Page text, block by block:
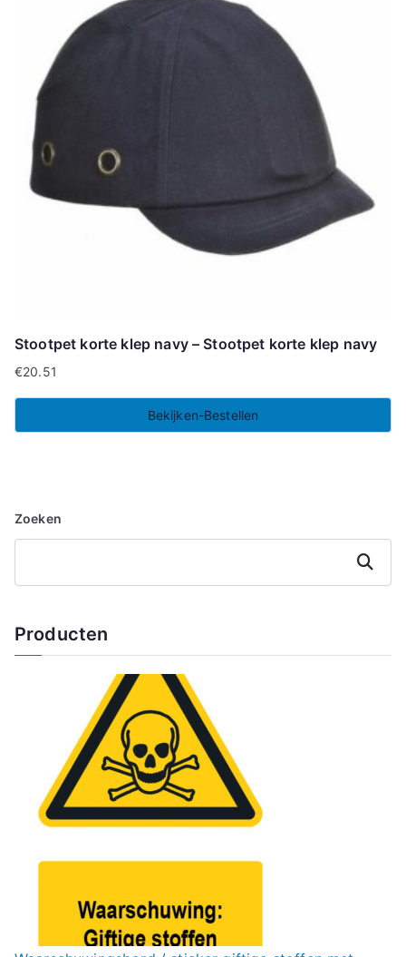
Stootpet korte klep navy – Stootpet korte klep navy
€20.51
Bekijken-Bestellen
Zoeken
Zoeken
Producten